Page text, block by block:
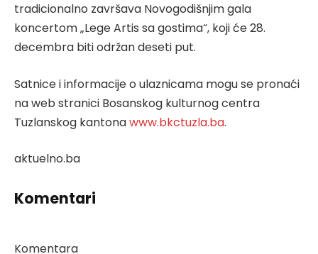
tradicionalno završava Novogodišnjim gala
koncertom „Lege Artis sa gostima“, koji će 28.
decembra biti održan deseti put.
Satnice i informacije o ulaznicama mogu se pronaći
na web stranici Bosanskog kulturnog centra
Tuzlanskog kantonawww.bkctuzla.ba.
aktuelno.ba
Komentari
Komentara